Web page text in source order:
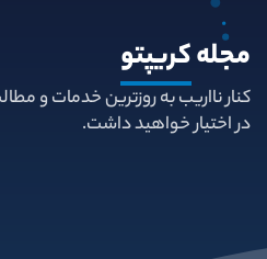
مجلهکریپتو
کنار نااریب به روزترین خدمات و
در اختیار خواهید داشت.